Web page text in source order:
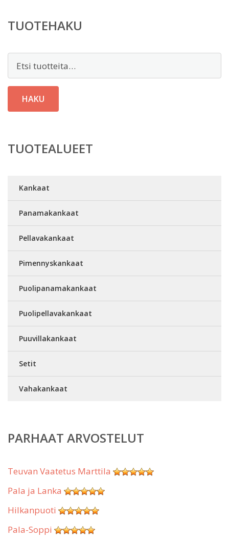
TUOTEHAKU
HAKU
TUOTEALUEET
Kankaat
Panamakankaat
Pellavakankaat
Pimennyskankaat
Puolipanamakankaat
Puolipellavakankaat
Puuvillakankaat
Setit
Vahakankaat
PARHAAT ARVOSTELUT
Teuvan Vaatetus Marttila
Pala ja Lanka
Hilkanpuoti
Pala-Soppi